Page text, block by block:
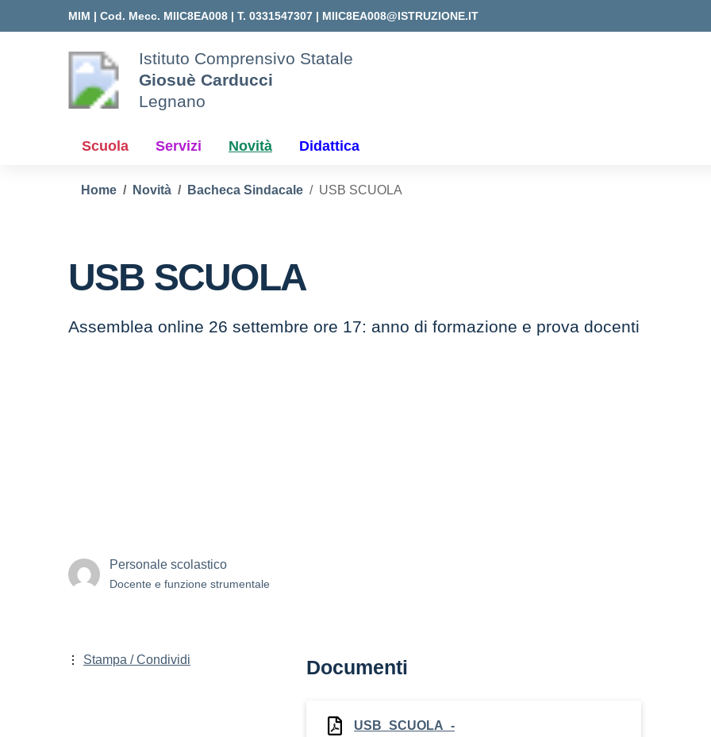
MIM | Cod. Mecc. MIIC8EA008 | T. 0331547307 | MIIC8EA008@ISTRUZIONE.IT
Istituto Comprensivo Statale
Giosuè Carducci
Legnano
Scuola Servizi Novità Didattica
Home Novità Bacheca Sindacale USB SCUOLA
USB SCUOLA
Assemblea online 26 settembre ore 17: anno di formazione e prova docenti
Personale scolastico
Docente e funzione strumentale
Documenti
USB_SCUOLA_-
Stampa / Condividi